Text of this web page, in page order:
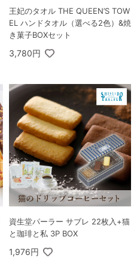
王妃のタオル THE QUEEN’S TOW
EL ハンドタオル（選べる2色）&焼
き菓子BOXセット
3,780円
資生堂パーラー サブレ 22枚入+猫
と珈琲と私 3P BOX
1,976円